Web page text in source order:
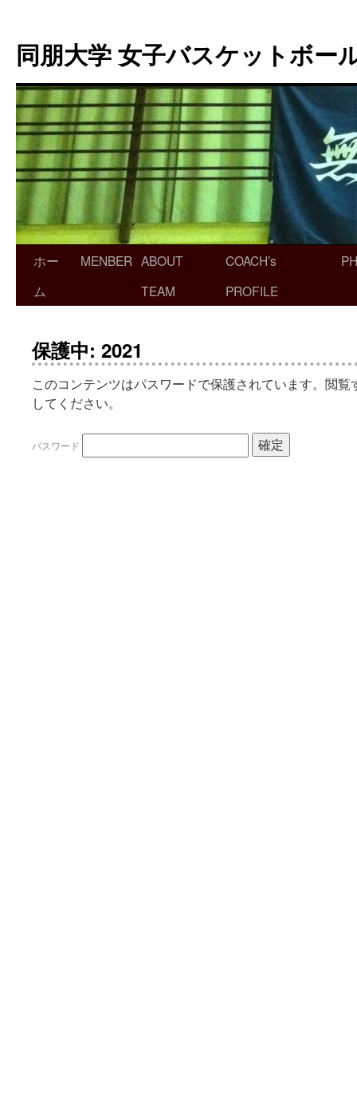
同朋大学 女子バスケットボー
ホー
ム
MENBER ABOUT
TEAM
COACH’s
PROFILE
保護中: 2021
このコンテンツはパスワードで保護されています。閲
してください。
パスワード